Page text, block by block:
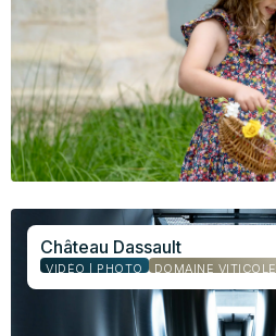
Château Dassault
VIDÉO | PHOTO DOMAINE VITICOLE